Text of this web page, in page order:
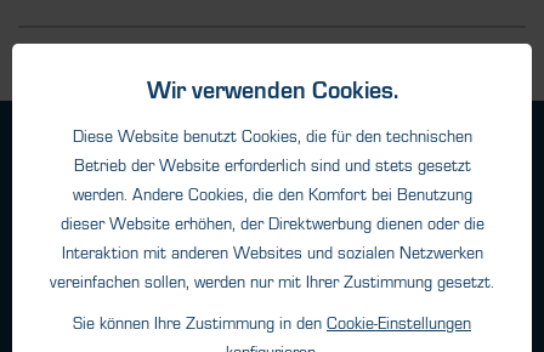
Geschäftsbedingungen
Datenschutz
Impressum
Wir verwenden Cookies.
Diese Website benutzt Cookies, die für den technischen
Betrieb der Website erforderlich sind und stets gesetzt
werden. Andere Cookies, die den Komfort bei Benutzung
dieser Website erhöhen, der Direktwerbung dienen oder die
Interaktion mit anderen Websites und sozialen Netzwerken
vereinfachen sollen, werden nur mit Ihrer Zustimmung gesetzt.
Sie können Ihre Zustimmung in den Cookie-Einstellungen